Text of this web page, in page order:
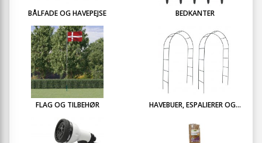
BÅLFADE OG HAVEPEJSE BEDKANTER
FLAG OG TILBEHØR HAVEBUER, ESPALIERER OG...